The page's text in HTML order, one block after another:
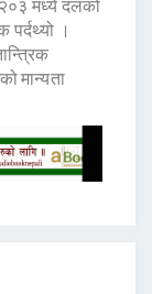
मध्ये दलको
।
मान्यता